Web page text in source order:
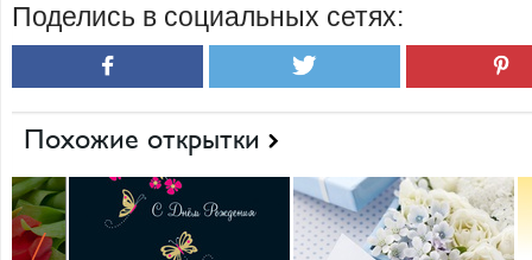
Поделись в социальных сетях:
Похожие открытки